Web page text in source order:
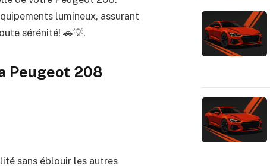
lumineux, assurant
sérénité! 🚗💡.
Peugeot 208
sans éblouir les autres